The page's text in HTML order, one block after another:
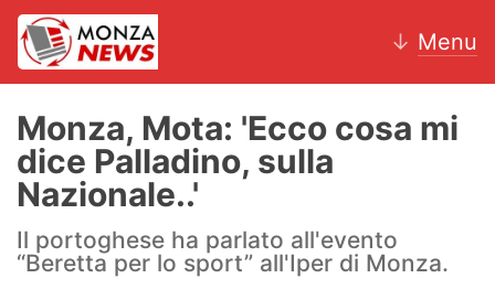
↓ Menu
News
AC Monza
Monza, Mota: 'Ecco cosa mi
dice Palladino, sulla
Nazionale..'
Il portoghese ha parlato all'evento
“Beretta per lo sport” all'Iper di Monza.